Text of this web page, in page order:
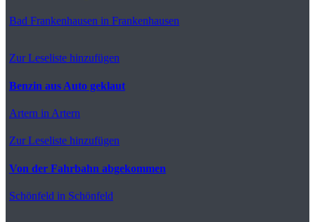
Bad Frankenhausen in Frankenhausen
Zur Leseliste hinzufügen
Benzin aus Auto geklaut
Artern in Artern
Zur Leseliste hinzufügen
Von der Fahrbahn abgekommen
Schönfeld in Schönfeld